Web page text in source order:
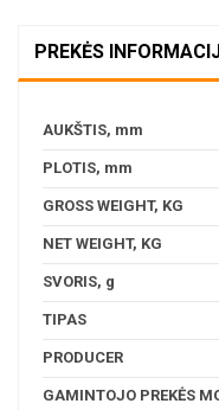
PREKĖS
AUKŠTIS, mm
PLOTIS, mm
GROSS WEIGHT, KG
NET WEIGHT, KG
SVORIS, g
TIPAS
PRODUCER
GAMINTOJO PREKĖS